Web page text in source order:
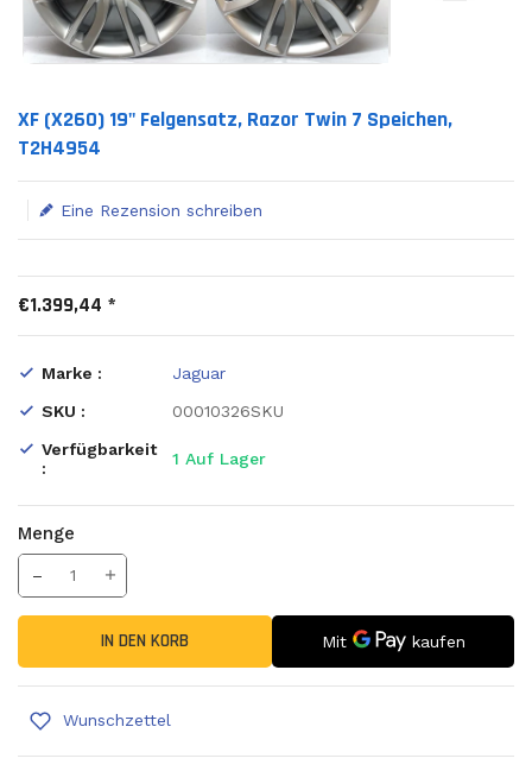
XF (X260) 19" Felgensatz, Razor Twin 7 Speichen,
T2H4954
Eine Rezension schreiben
Translation missing: de.products.product.loader_label
€1.399,44 *
Marke :
Jaguar
SKU :
00010326SKU
Verfügbarkeit
:
1 Auf Lager
Menge
Translation missing: de.products.product.decrease
Menge erhöhen
IN DEN KORB
Wunschzettel